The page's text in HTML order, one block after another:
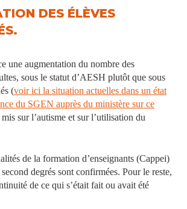
DES ÉLÈVES
une augmentation du nombre des
sous le statut d’AESH plutôt que sous
(voir ici la situation actuelles dans un état
du SGEN auprès du ministère sur ce
sur l’autisme et sur l’utilisation du
de la formation d’enseignants (Cappei)
degrés sont confirmées. Pour le reste,
de ce qui s’était fait ou avait été